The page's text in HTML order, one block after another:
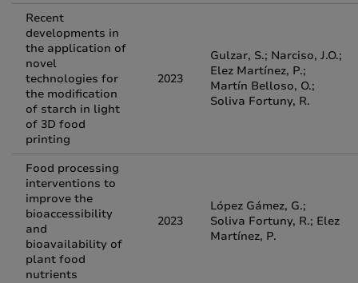
Recent
developments in
the application of
novel
technologies for
the modification
of starch in light
of 3D food
printing
2023
Gulzar, S.; Narciso, J.O.;
Elez Martínez, P.;
Martín Belloso, O.;
Soliva Fortuny, R.
Food processing
interventions to
improve the
bioaccessibility
and
bioavailability of
plant food
nutrients
2023
López Gámez, G.;
Soliva Fortuny, R.; Elez
Martínez, P.